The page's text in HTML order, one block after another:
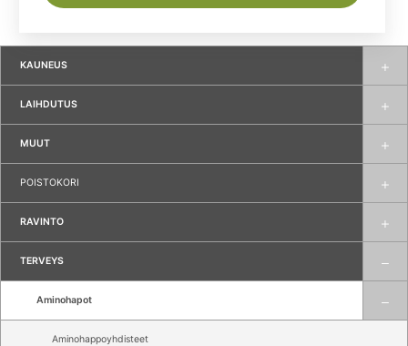
KAUNEUS
LAIHDUTUS
MUUT
POISTOKORI
RAVINTO
TERVEYS
Aminohapot
Aminohappoyhdisteet